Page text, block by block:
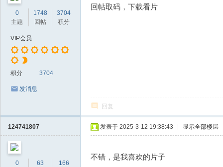
0
主题
1748
回帖
3704
积分
VIP会员
积分 3704
发消息
回帖取码，下载看片
回复
124741807
0
63
166
发表于 2025-3-12 19:38:43 显示全部楼层
不错，是我喜欢的片子